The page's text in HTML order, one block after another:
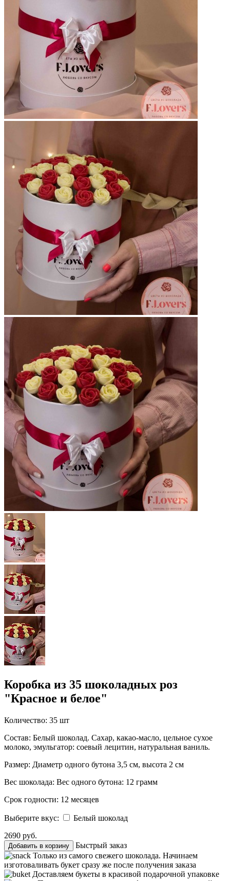
Коробка из 35 шоколадных роз
"Красное и белое"
Количество: 35 шт
Состав: Белый шоколад. Сахар, какао-масло, цельное сухое
молоко, эмульгатор: соевый лецитин, натуральная ваниль.
Размер: Диаметр одного бутона 3,5 см, высота 2 см
Вес шоколада: Вес одного бутона: 12 грамм
Срок годности: 12 месяцев
Выберите вкус:
Белый шоколад
2690 руб.
Добавить в корзину
Быстрый заказ
Только из самого свежего шоколада. Начинаем
изготоваливать букет сразу же после получения заказа
Доставляем букеты в красивой подарочной упаковке